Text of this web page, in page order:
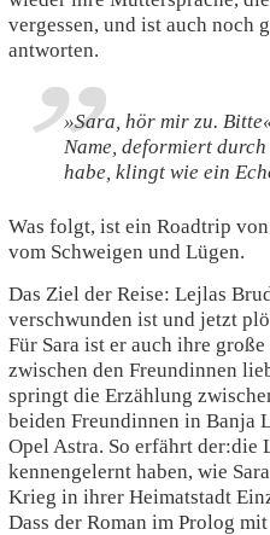
vergessen, und ist auch noch
antworten.
»Sara, hör mir zu.
Name, deformiert
habe, klingt wie ein
Was folgt, ist ein Roadtrip
vom Schweigen und Lügen.
Das Ziel der Reise: Lejlas
verschwunden ist und jetzt
Für Sara ist er auch ihre
zwischen den Freundinnen
springt die Erzählung
beiden Freundinnen in Banja
Opel Astra. So erfährt der:die
kennengelernt haben, wie
Krieg in ihrer Heimatstadt
Dass der Roman im Prolog